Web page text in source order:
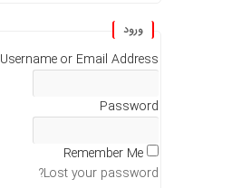
ورود
Username or Email Address
Password
Lost your password?